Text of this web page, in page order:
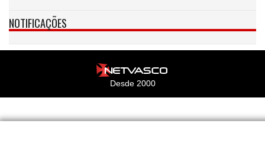
NOTIFICAÇÕES
Desde 2000